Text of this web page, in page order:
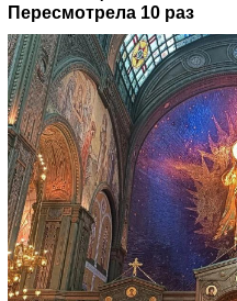
Пересмотрела 10 раз